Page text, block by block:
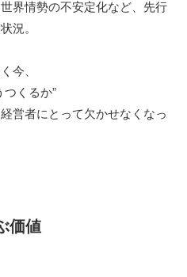
界情勢の不安定化など、先行
況。
今、
くるか”
営者にとって欠かせなくなっ
価値